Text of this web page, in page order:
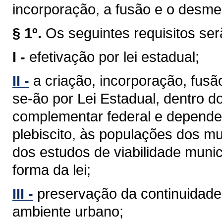
incorporação, a fusão e o
§ 1º. Os seguintes requisitos
I - efetivação por lei estadual;
II - a criação, incorporação,
se-ão por Lei Estadual, dentro
complementar federal e
plebiscito, às populações dos
dos estudos de viabilidade
forma da lei;
III - preservação da
ambiente urbano;